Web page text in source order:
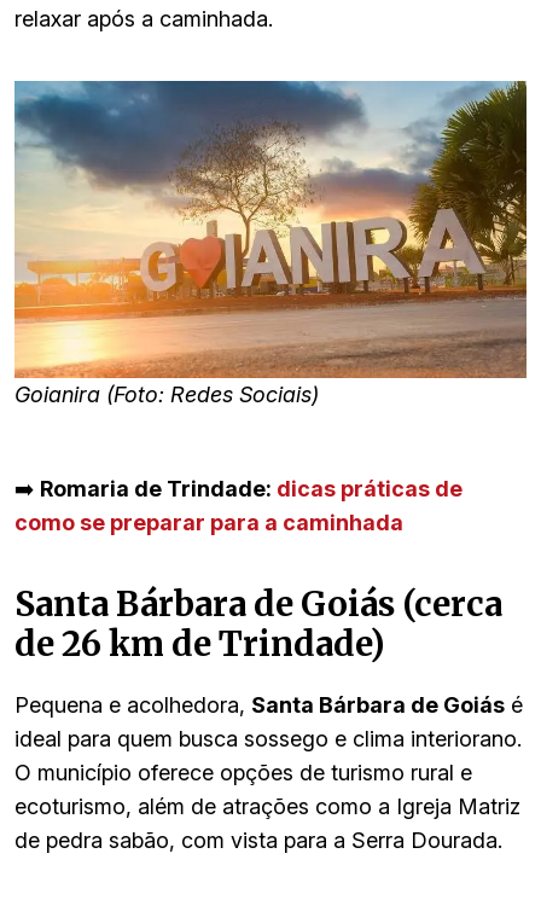
relaxar após a caminhada.
Goianira (Foto: Redes Sociais)
➡️ Romaria de Trindade: dicas práticas de
como se preparar para a caminhada
Santa Bárbara de Goiás (cerca
de 26 km de Trindade)
Pequena e acolhedora, Santa Bárbara de Goiás é
ideal para quem busca sossego e clima interiorano.
O município oferece opções de turismo rural e
ecoturismo, além de atrações como a Igreja Matriz
de pedra sabão, com vista para a Serra Dourada.